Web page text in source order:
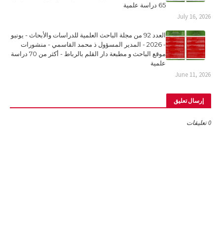
65 دراسة علمية
July 16, 2026
العدد 92 من مجلة الباحث العلمية للدراسات والأبحاث - يونيو
- 2026 - المدير المسؤول ذ محمد القاسمي - منشورات
موقع الباحث و مطبعة دار القلم بالرباط - أكثر من 70 دراسة
علمية
June 11, 2026
إرسال تعليق
0 تعليقات